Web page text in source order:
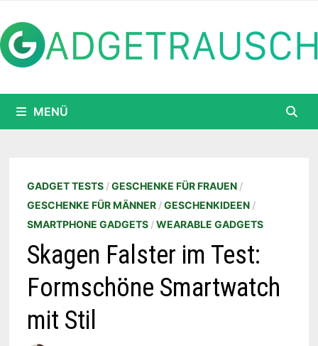
Inhalt
springen
MENÜ
GADGET TESTS/GESCHENKE FÜR FRAUEN/
GESCHENKE FÜR MÄNNER/GESCHENKIDEEN/
SMARTPHONE GADGETS/WEARABLE GADGETS
Skagen Falster im Test:
Formschöne Smartwatch
mit Stil